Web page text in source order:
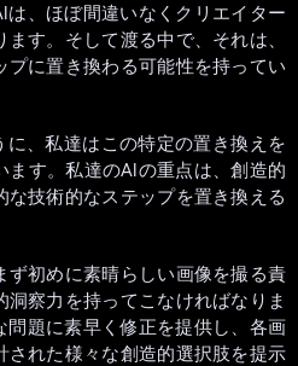
は、ほぼ間違いなくクリエイター
す。そして渡る中で、それは、
に置き換わる可能性を持ってい
に、私達はこの特定の置き換えを
ます。私達のAIの重点は、創造的
技術的なステップを置き換える
ず初めに素晴らしい画像を撮る責
察力を持ってこなければなりま
題に素早く修正を提供し、各画
された様々な創造的選択肢を提示